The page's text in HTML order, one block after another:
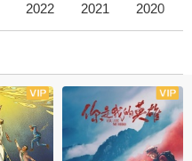
2022 2021 2020